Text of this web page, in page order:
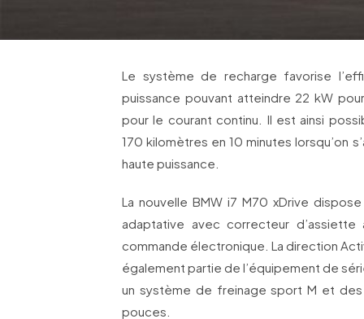
Le système de recharge favorise
puissance pouvant atteindre 22 kW
pour le courant continu. Il est ainsi
170 kilomètres en 10 minutes lorsqu’on
haute puissance.
La nouvelle BMW i7 M70 xDrive
adaptative avec correcteur
commande électronique. La direction
également partie de l’équipement de
un système de freinage sport M et
pouces.